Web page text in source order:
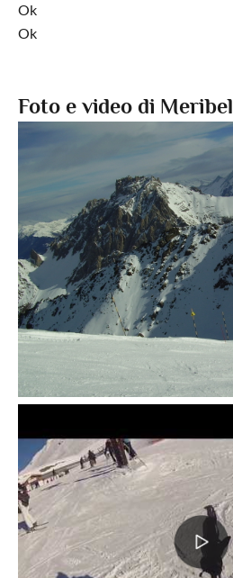
Ok
Ok
Foto e video di Meribel